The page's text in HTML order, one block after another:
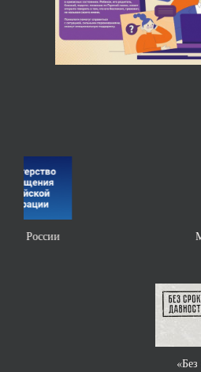
Министерство науки и
«Без срока